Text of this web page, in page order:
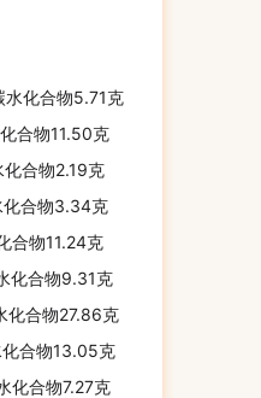
化合物5.71克
合物11.50克
合物2.19克
合物3.34克
合物11.24克
化合物9.31克
化合物27.86克
合物13.05克
化合物7.27克